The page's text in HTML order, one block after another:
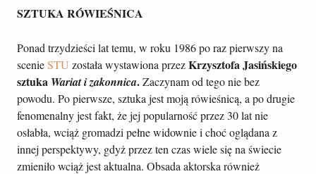
SZTUKA RÓWIEŚNICA
Ponad trzydzieści lat temu, w roku 1986 po raz pierwszy na
scenieSTU została wystawiona przezKrzysztofa Jasińskiego
sztuka Wariat i zakonnica.Zaczynam od tego nie bez
powodu. Po pierwsze, sztuka jest moją rówieśnicą, a po drugie
fenomenalny jest fakt, że jej popularność przez 30 lat nie
osłabła, wciąż gromadzi pełne widownie i choć oglądana z
innej perspektywy, gdyż przez ten czas wiele się na świecie
zmieniło wciąż jest aktualna. Obsada aktorska również